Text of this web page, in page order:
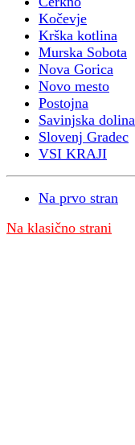
Kočevje
Krška kotlina
Murska Sobota
Nova Gorica
Novo mesto
Postojna
Savinjska dolina
Slovenj Gradec
VSI KRAJI
Na prvo stran
Na klasično strani